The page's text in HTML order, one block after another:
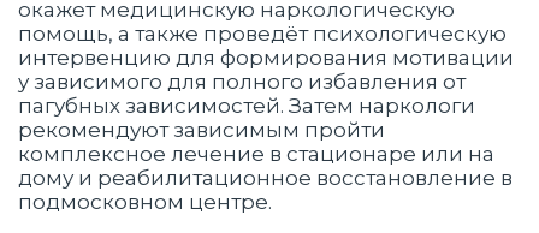
окажет медицинскую наркологическую
помощь, а также проведёт психологическую
интервенцию для формирования мотивации
у зависимого для полного избавления от
пагубных зависимостей. Затем наркологи
рекомендуют зависимым пройти
комплексное лечение в стационаре или на
дому и реабилитационное восстановление в
подмосковном центре.